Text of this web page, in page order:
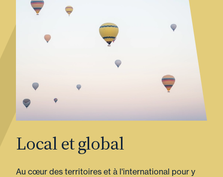
Local et global
Au cœur des territoires et à l'international pour y